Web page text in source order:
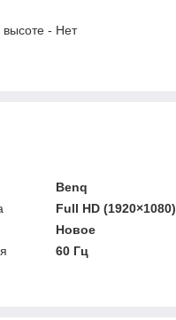
высоте - Нет
Benq
Full HD (1920×1080)
Новое
60 Гц